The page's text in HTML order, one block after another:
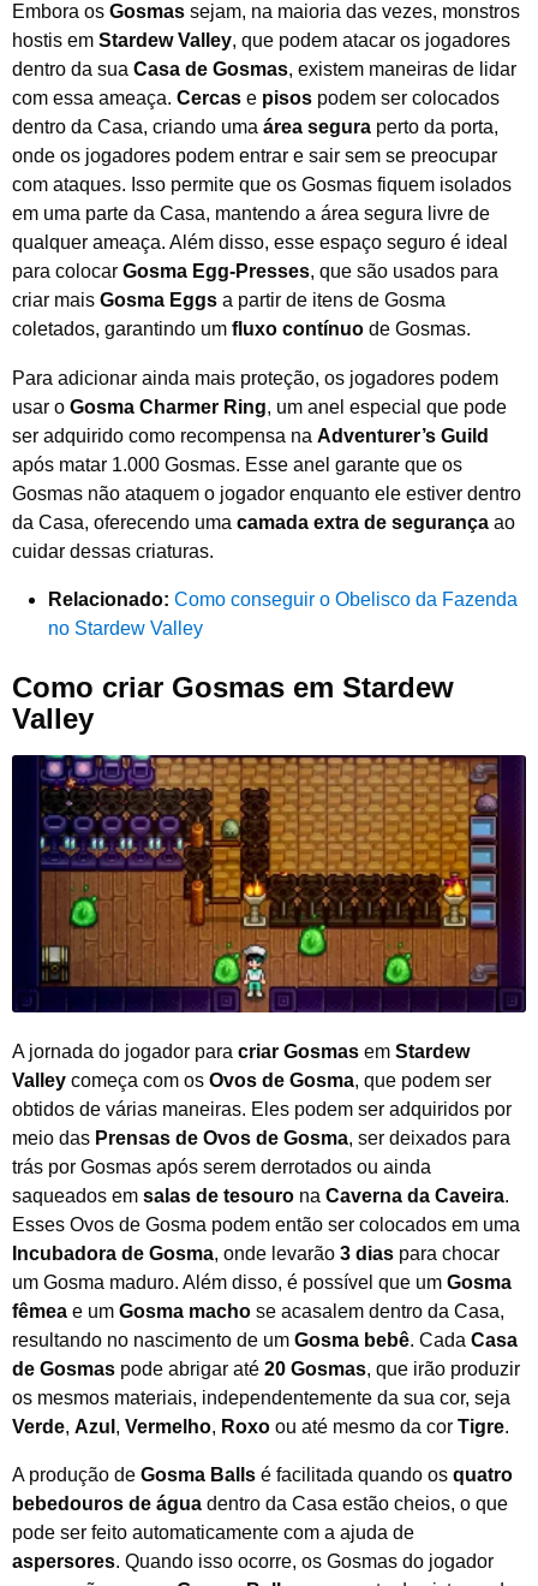
Embora os Gosmas sejam, na maioria das vezes, monstros
hostis em Stardew Valley, que podem atacar os jogadores
dentro da sua Casa de Gosmas, existem maneiras de lidar
com essa ameaça. Cercas e pisos podem ser colocados
dentro da Casa, criando uma área segura perto da porta,
onde os jogadores podem entrar e sair sem se preocupar
com ataques. Isso permite que os Gosmas fiquem isolados
em uma parte da Casa, mantendo a área segura livre de
qualquer ameaça. Além disso, esse espaço seguro é ideal
para colocar Gosma Egg-Presses, que são usados para
criar mais Gosma Eggs a partir de itens de Gosma
coletados, garantindo um fluxo contínuo de Gosmas.
Para adicionar ainda mais proteção, os jogadores podem
usar o Gosma Charmer Ring, um anel especial que pode
ser adquirido como recompensa na Adventurer’s Guild
após matar 1.000 Gosmas. Esse anel garante que os
Gosmas não ataquem o jogador enquanto ele estiver dentro
da Casa, oferecendo uma camada extra de segurança ao
cuidar dessas criaturas.
Relacionado: Como conseguir o Obelisco da Fazenda
no Stardew Valley
Como criar Gosmas em Stardew
Valley
A jornada do jogador para criar Gosmas em Stardew
Valley começa com os Ovos de Gosma, que podem ser
obtidos de várias maneiras. Eles podem ser adquiridos por
meio das Prensas de Ovos de Gosma, ser deixados para
trás por Gosmas após serem derrotados ou ainda
saqueados em salas de tesouro na Caverna da Caveira.
Esses Ovos de Gosma podem então ser colocados em uma
Incubadora de Gosma, onde levarão 3 dias para chocar
um Gosma maduro. Além disso, é possível que um Gosma
fêmea e um Gosma macho se acasalem dentro da Casa,
resultando no nascimento de um Gosma bebê. Cada Casa
de Gosmas pode abrigar até 20 Gosmas, que irão produzir
os mesmos materiais, independentemente da sua cor, seja
Verde, Azul , Vermelho, Roxo ou até mesmo da cor Tigre.
A produção de Gosma Balls é facilitada quando os quatro
bebedouros de água dentro da Casa estão cheios, o que
pode ser feito automaticamente com a ajuda de
aspersores. Quando isso ocorre, os Gosmas do jogador